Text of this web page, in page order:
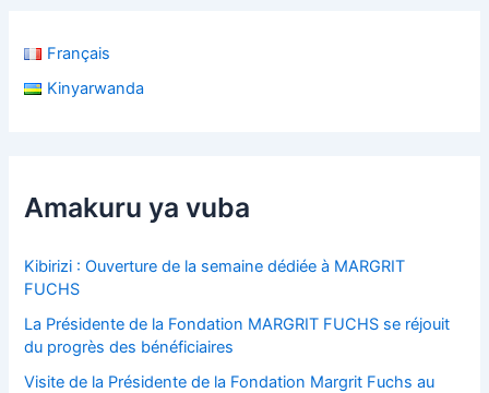
c
h
Français
Kinyarwanda
Amakuru ya vuba
Kibirizi : Ouverture de la semaine dédiée à MARGRIT
FUCHS
La Présidente de la Fondation MARGRIT FUCHS se réjouit
du progrès des bénéficiaires
Visite de la Présidente de la Fondation Margrit Fuchs au